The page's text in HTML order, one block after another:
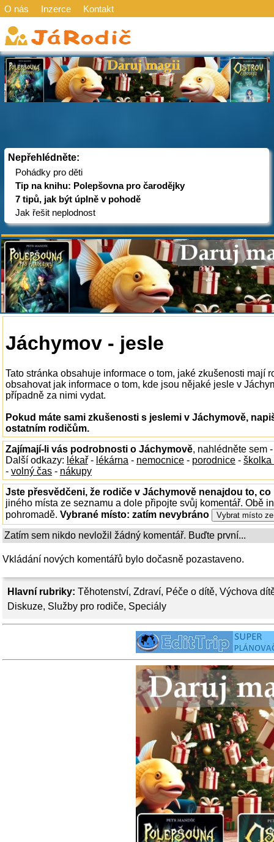
O nás Inzerce Kontakt
Nepřehlédněte:
Pohádky pro děti
Tip na knihu: Polepšovna pro čarodějky
7 tipů, jak být úplně v pohodě
Jak řešit neplodnost
Hlavní rubriky: Těhotenství, Zdraví, Péče o dítě, Výchova
Diskuze, Služby pro rodiče, Speciály
Jáchymov - jesle
Tato stránka obsahuje informace o tom, jaké zkušenosti mají
obsahovat jak informace o tom, kde jsou nějaké jesle v
případně za nimi vydat.
Pokud máte sami zkušenosti s jeslemi v Jáchymově,
ostatním rodičům.
Zajímají-li vás podrobnosti o Jáchymově, nahlédněte sem
Další odkazy: lékař - lékárna - nemocnice - porodnice - školka
- volný čas - nákupy
Jste přesvědčeni, že rodiče v Jáchymově nenajdou to, co
jiného místa ze seznamu a dole připojte svůj komentář. Obě
pohromadě. Vybrané místo: zatím nevybráno
Zatím sem nikdo nevložil žádný komentář. Buďte první...
Vkládání nových komentářů bylo dočasně pozastaveno.